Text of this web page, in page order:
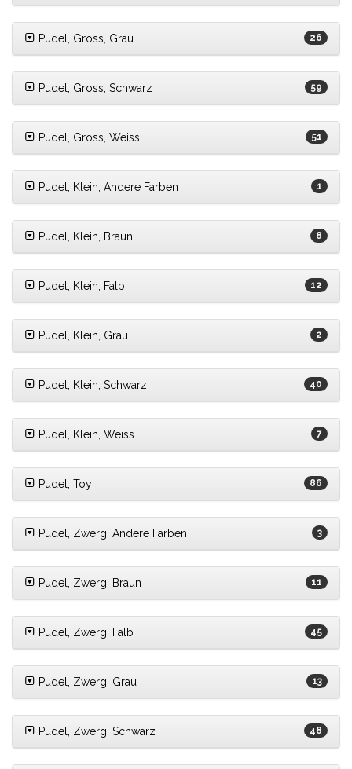
Pudel, Gross, Grau 26
Pudel, Gross, Schwarz 59
Pudel, Gross, Weiss 51
Pudel, Klein, Andere Farben 1
Pudel, Klein, Braun 8
Pudel, Klein, Falb 12
Pudel, Klein, Grau 2
Pudel, Klein, Schwarz 40
Pudel, Klein, Weiss 7
Pudel, Toy 86
Pudel, Zwerg, Andere Farben 3
Pudel, Zwerg, Braun 11
Pudel, Zwerg, Falb 45
Pudel, Zwerg, Grau 13
Pudel, Zwerg, Schwarz 48